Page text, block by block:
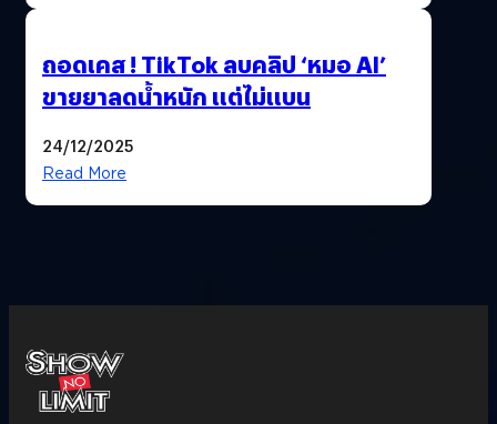
ถอดเคส ! TikTok ลบคลิป ‘หมอ AI’
ขายยาลดน้ำหนัก แต่ไม่แบน
24/12/2025
Read More